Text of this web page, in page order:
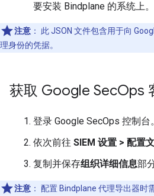
要安装 Bindplane 的系统上。
注意 ：
此 JSON 文件包含用于向
理身份的凭据。
获取 Google SecOps
登录 Google SecOps 控制台。
依次前往 SIEM 设置 > 配置
复制并保存组织详细信息部
注意 ： 配置 Bindplane 代理导出器时